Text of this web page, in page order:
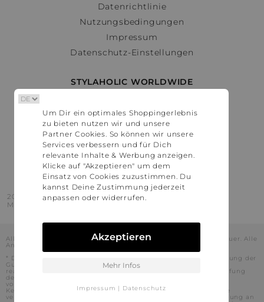
Datenrichtlinie
Nutzungsbedingungen
Impressum
Datenschutz-Einstellungen
STYLAHOLIC WORLDWIDE
Österreich
Schweiz
France
United States
2016 - 2026 © Stylaholic.
Made for you with love in munich.
Alle Preise inkl. der jeweils geltenden gesetzlichen Mehrwertsteuer. Alle
Angaben ohne Gewähr.
* Die angezeigten Preise beinhalten Rabatte, die durch die Nutzung der
Gutschein-Codes auf den Seiten unserer Partner voraussichtlich
realisiert werden können. Stylaholic führt keine vollständige Prüfung
der Gutschein-Codes durch und es kann daher in Einzelfällen
vorkommen, dass die Gutscheine abweichend von unserem
Kenntnisstand bei dem jeweiligen Shop nicht oder nur teilweise
verwendet werden können. Darüber hinaus kann deren Verwendung an
Um Dir ein optimales Shoppingerlebnis
zu bieten nutzen wir und unsere
Partner Cookies. So können wir unsere
Services verbessern und für Dich
relevante Inhalte & Werbung anzeigen.
Klicke auf "Akzeptieren" um dem
Einsatz von Cookies zuzustimmen. Du
kannst Deine Zustimmung jederzeit
anpassen oder widerrufen.
Akzeptieren
Mehr Infos
Impressum | Datenschutz